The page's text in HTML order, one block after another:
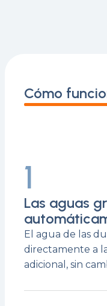
Cómo
1
Las aguas
El agua de las
directamente a
adicional, sin